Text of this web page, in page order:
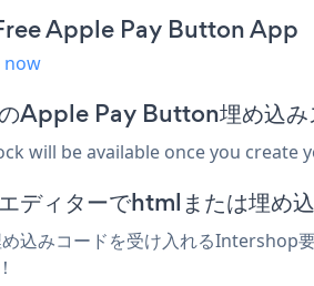
Apple Pay Button App
now
Apple Pay Button埋め込み
will be available once you create
ディターでhtmlまたは埋め
込みコードを受け入れるIntershop